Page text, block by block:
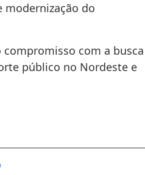
modernização do
compromisso com a busca
público no Nordeste e